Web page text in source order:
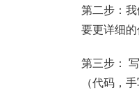
第二步：
要更详细的
第三步：
（代码，